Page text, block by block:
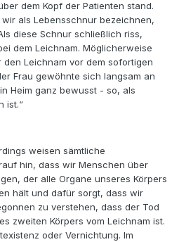
dem Kopf der Patienten stand.
als Lebensschnur bezeichnen,
diese Schnur schließlich riss,
dem Leichnam. Möglicherweise
Leichnam vor dem sofortigen
Frau gewöhnte sich langsam an
Heim ganz bewusst - so, als
ist.“
weisen sämtliche
hin, dass wir Menschen über
der alle Organe unseres Körpers
hält und dafür sorgt, dass wir
zu verstehen, dass der Tod
zweiten Körpers vom Leichnam ist.
oder Vernichtung. Im